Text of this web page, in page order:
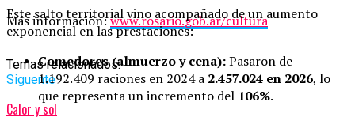
Más información:www.rosario.gob.ar/cultura
Temas relacionados:
Siguente
Calor y sol
Este salto territorial vino acompañado de un aumento
exponencial en las prestaciones:
Comedores (almuerzo y cena):Pasaron de
1.192.409 raciones en 2024 a 2.457.024 en 2026, lo
que representa un incremento del 106%.